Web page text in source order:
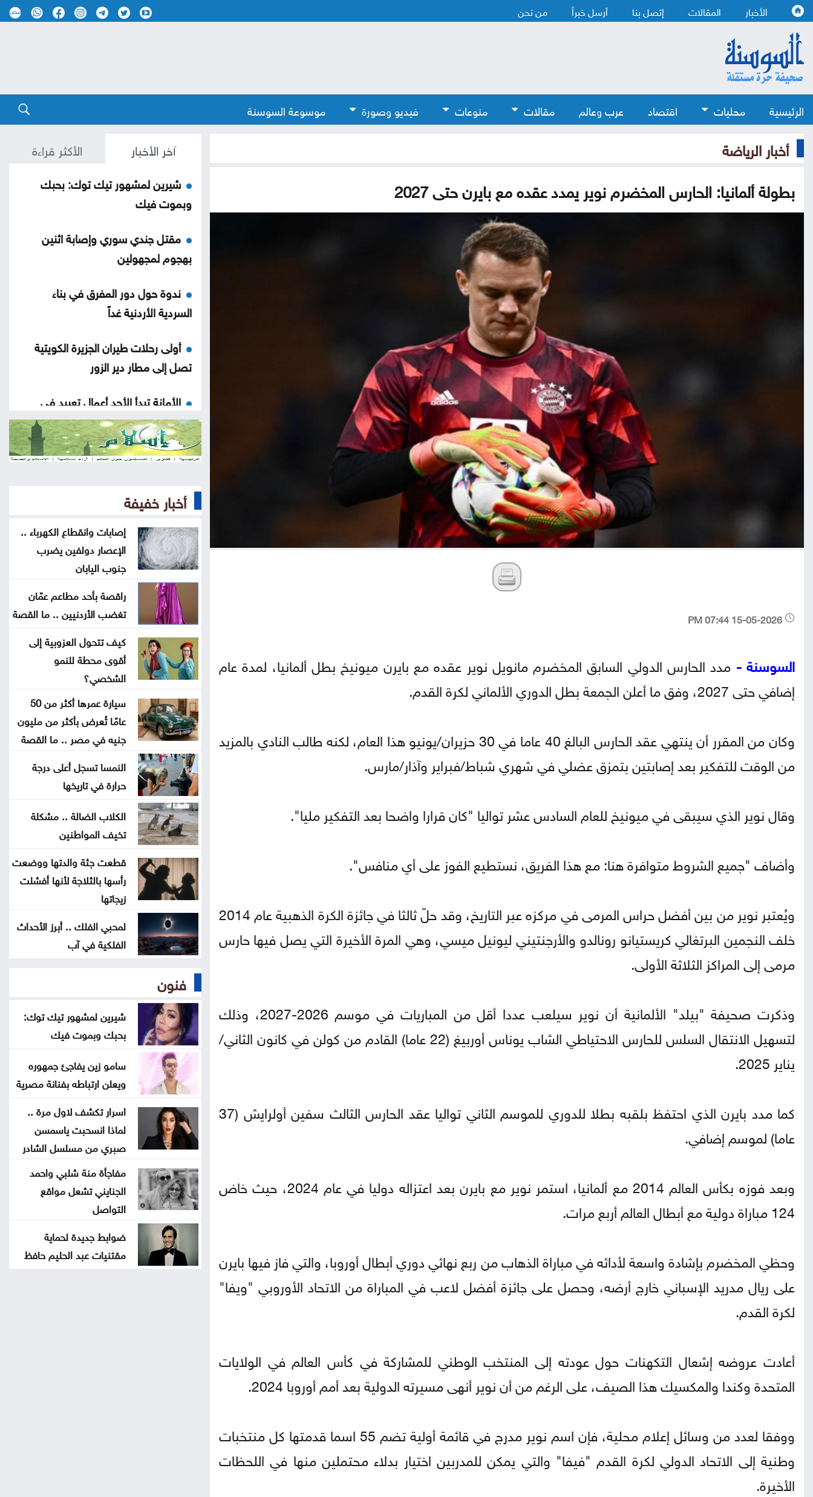
الأخبار المقالات إتصل بنا أرسل خبراً من نحن
الرئيسية محليات اقتصاد عرب وعالم مقالات منوعات فيديو وصورة موسوعة السوسنة
أخبار الرياضة
بطولة ألمانيا: الحارس المخضرم نوير يمدد عقده مع بايرن حتى 2027
السوسنة - مدد الحارس الدولي السابق المخضرم مانويل نوير عقده مع بايرن ميونيخ بطل ألمانيا، لمدة عام
إضافي حتى 2027، وفق ما أعلن الجمعة بطل الدوري الألماني لكرة القدم.
وكان من المقرر أن ينتهي عقد الحارس البالغ 40 عاما في 30 حزيران/يونيو هذا العام، لكنه طالب النادي بالمزيد
من الوقت للتفكير بعد إصابتين بتمزق عضلي في شهري شباط/فبراير وآذار/مارس.
وقال نوير الذي سيبقى في ميونيخ للعام السادس عشر تواليا "كان قرارا واضحا بعد التفكير مليا".
وأضاف "جميع الشروط متوافرة هنا: مع هذا الفريق، نستطيع الفوز على أي منافس".
ويُعتبر نوير من بين أفضل حراس المرمى في مركزه عبر التاريخ، وقد حلّ ثالثا في جائزة الكرة الذهبية عام 2014
خلف النجمين البرتغالي كريستيانو رونالدو والأرجنتيني ليونيل ميسي، وهي المرة الأخيرة التي يصل فيها حارس
مرمى إلى المراكز الثلاثة الأولى.
وذكرت صحيفة "بيلد" الألمانية أن نوير سيلعب عددا أقل من المباريات في موسم 2026-2027، وذلك
لتسهيل الانتقال السلس للحارس الاحتياطي الشاب يوناس أوربيغ (22 عاما) القادم من كولن في كانون الثاني/
يناير 2025.
كما مدد بايرن الذي احتفظ بلقبه بطلا للدوري للموسم الثاني تواليا عقد الحارس الثالث سفين أولرايش (37
عاما) لموسم إضافي.
وبعد فوزه بكأس العالم 2014 مع ألمانيا، استمر نوير مع بايرن بعد اعتزاله دوليا في عام 2024، حيث خاض
124 مباراة دولية مع أبطال العالم أربع مرات.
وحظي المخضرم بإشادة واسعة لأدائه في مباراة الذهاب من ربع نهائي دوري أبطال أوروبا، والتي فاز فيها بايرن
على ريال مدريد الإسباني خارج أرضه، وحصل على جائزة أفضل لاعب في المباراة من الاتحاد الأوروبي "ويفا"
لكرة القدم.
أعادت عروضه إشعال التكهنات حول عودته إلى المنتخب الوطني للمشاركة في كأس العالم في الولايات
المتحدة وكندا والمكسيك هذا الصيف، على الرغم من أن نوير أنهى مسيرته الدولية بعد أمم أوروبا 2024.
ووفقا لعدد من وسائل إعلام محلية، فإن اسم نوير مدرج في قائمة أولية تضم 55 اسما قدمتها كل منتخبات
وطنية إلى الاتحاد الدولي لكرة القدم "فيفا" والتي يمكن للمدربين اختيار بدلاء محتملين منها في اللحظات
الأخيرة.
آخر الأخبار الأكثر قراءة
شيرين لمشهور تيك توك: بحبك
وبموت فيك
مقتل جندي سوري وإصابة اثنين
بهجوم لمجهولين
ندوة حول دور المفرق في بناء
السردية الأردنية غداً
أولى رحلات طيران الجزيرة الكويتية
تصل إلى مطار دير الزور
الأمانة تبدأ الأحد أعمال تعبيد في
منطقة زهران
ضبط اعتداءات جديدة على المياه في
دورة تدريبية بمركز البحوث الدوائية
والتشخيصية في عمان الاهلية حول
الهندسة الطبية الحيوية
تحذير من إطلاق العيارات النارية
وإغلاق الطرق باحتفالات التوجيهي
التكنولوجيا الزراعية في عمان الأهلية
تشارك بفعاليات اليوم العالمي لمكافحة
التصحر والجفاف 2026
هندسة عمان الأهلية تحصد المركز
الأول بمسابقة مشاريع النقل والمرور
2.8 مليار دينار قروض كشف الراتب
منذ بداية العام
معالم سعودية تضاء بأعلام المملكة
وتركيا وباكستان .. صور
ليلة فنية وتراثية بالزرقاء ضمن
فعاليات صيف الأردن
لا تمديد لفترة قوننة وتوفيق الأوضاع
للعمالة غير الأردنية المخالفة
قفزة بأسعار الذهب في الأردن السبت
أخبار خفيفة
إصابات وانقطاع الكهرباء ..
الإعصار دولفين يضرب
جنوب اليابان
راقصة بأحد مطاعم عمّان
تغضب الأردنيين .. ما القصة
كيف تتحول العزوبية إلى
أقوى محطة للنمو
الشخصي؟
سيارة عمرها أكثر من 50
عامًا تُعرض بأكثر من مليون
جنيه في مصر .. ما القصة
النمسا تسجل أعلى درجة
حرارة في تاريخها
الكلاب الضالة .. مشكلة
تخيف المواطنين
قطعت جثة والدتها ووضعت
رأسها بالثلاجة لأنها أفشلت
زيجاتها
لمحبي الفلك .. أبرز الأحداث
الفلكية في آب
فنون
شيرين لمشهور تيك توك:
بحبك وبموت فيك
سامو زين يفاجئ جمهوره
ويعلن ارتباطه بفنانة مصرية
اسرار تكشف لاول مرة ..
لماذا انسحبت ياسمسن
صبري من مسلسل الشادر
مفاجأة منة شلبي واحمد
الجنايني تشعل مواقع
التواصل
ضوابط جديدة لحماية
مقتنيات عبد الحليم حافظ